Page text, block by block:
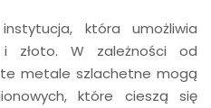
która umożliwia
złoto. W zależności od
metale szlachetne mogą
które cieszą się